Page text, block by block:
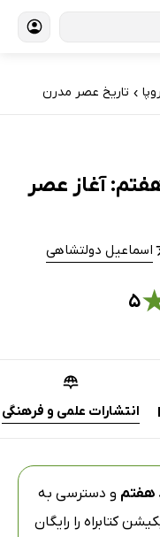
› تاریخ عصر مدرن
آغاز عصر
اسماعیل دولتشاهی
۵
انتشارات علمی و فرهنگی
هفتم و دسترسی به
کتابراه را رایگان